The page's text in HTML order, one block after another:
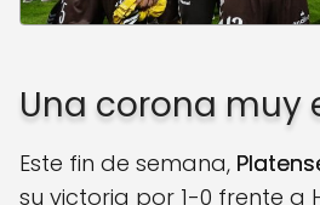
Una corona muy
Este fin de semana,
su victoria por 1-0 frente a